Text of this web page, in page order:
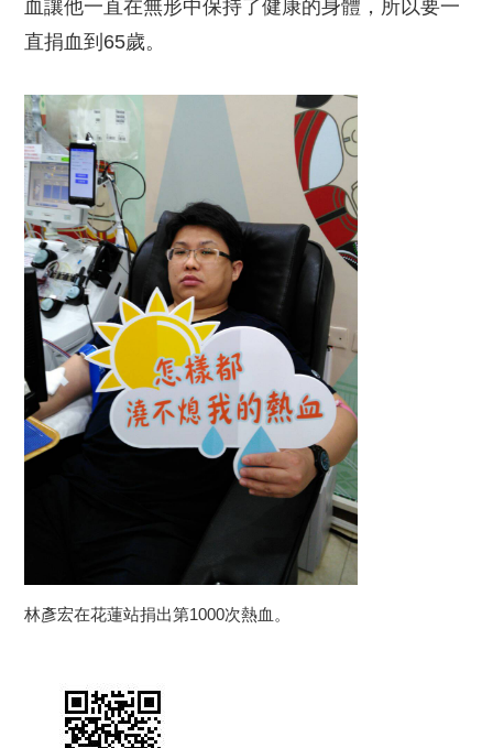
血讓他一直在無形中保持了健康的身體，所以要一
直捐血到65歲。
林彥宏在花蓮站捐出第1000次熱血。